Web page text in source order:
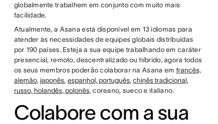
globalmente trabalhem em conjunto com muito mais
facilidade.
Atualmente, a Asana está disponível em 13 idiomas para
atender às necessidades de equipes globais distribuídas
por 190 países. Esteja a sua equipe trabalhando em caráter
presencial, remoto, descentralizado ou híbrido, agora todos
os seus membros poderão colaborar na Asana em francês,
alemão, japonês, espanhol, português,chinês tradicional,
russo, holandês, polonês, coreano, sueco e italiano.
Colabore com a sua